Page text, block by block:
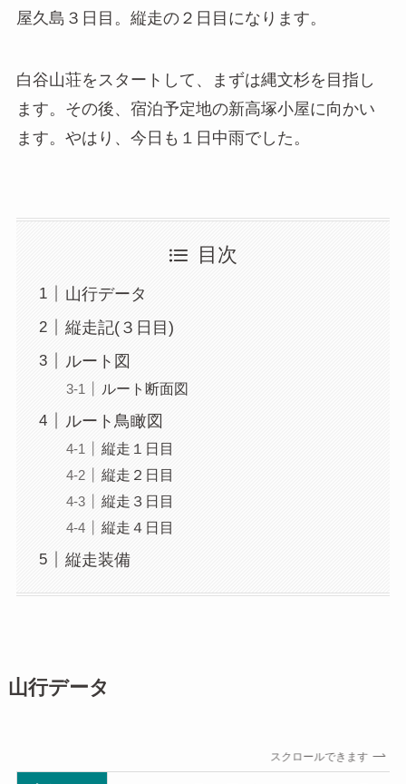
屋久島３日目。縦走の２日目になります。
白谷山荘をスタートして、まずは縄文杉を目指し
ます。その後、宿泊予定地の新高塚小屋に向かい
ます。やはり、今日も１日中雨でした。
目次
山行データ
縦走記(３日目)
ルート図
ルート断面図
ルート鳥瞰図
縦走１日目
縦走２日目
縦走３日目
縦走４日目
縦走装備
山行データ
スクロールできます